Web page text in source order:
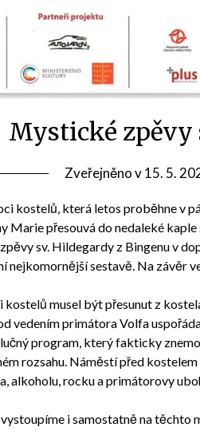
Mystické zpěvy
Zveřejněno v15. 5.
kostelů, která letos proběhne v
Marie přesouvá do nedaleké
sv. Hildegardy z Bingenu v
nejkomornější sestavě. Na závěr
musel být přesunut z
vedením primátora Volfa
program, který fakticky
rozsahu. Náměstí před
alkoholu, rocku a primátorovy
i samostatně na těchto